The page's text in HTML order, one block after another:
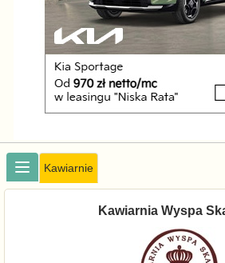
Kawiarnie
Kawiarnia Wyspa